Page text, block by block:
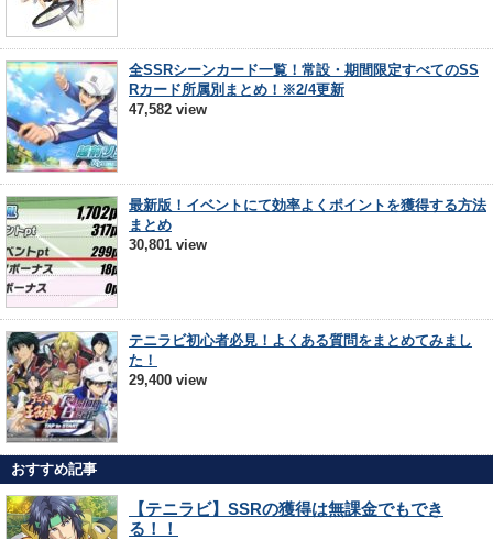
全SSRシーンカード一覧！常設・期間限定すべてのSS
Rカード所属別まとめ！※2/4更新
47,582 view
最新版！イベントにて効率よくポイントを獲得する方法
まとめ
30,801 view
テニラビ初心者必見！よくある質問をまとめてみまし
た！
29,400 view
おすすめ記事
【テニラビ】SSRの獲得は無課金でもでき
る！！